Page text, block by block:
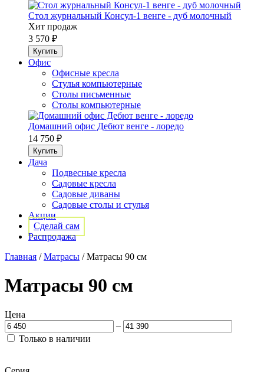
Стол журнальный Консул-1 венге - дуб молочный
Хит продаж
3 570 ₽
Офис
Офисные кресла
Стулья компьютерные
Столы письменные
Столы компьютерные
Домашний офис Дебют венге - лоредо
14 750 ₽
Дача
Подвесные кресла
Садовые кресла
Садовые диваны
Садовые столы и стулья
Акции
Сделай сам
Распродажа
Главная / Матрасы /Матрасы 90 см
Матрасы 90 см
Цена
–
Только в наличии